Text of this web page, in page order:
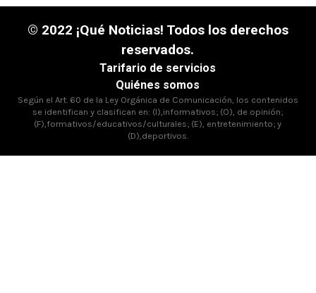
© 2022 ¡Qué Noticias! Todos los derechos
reservados.
Tarifario de servicios
Quiénes somos
Según el Art. 60 de la Ley Orgánica de Comunicación, los contenidos
se identifican y clasifican en: (I),informativos; (O), de opinión;
(F),formativos/educativos/culturales; (E), entretenimiento; y
(D),deportivos.